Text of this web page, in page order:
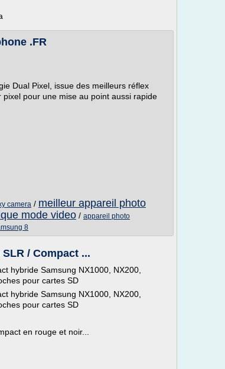
.FR
Dual Pixel, issue des meilleurs réflex
pour une mise au point aussi rapide
camera / meilleur appareil photo
mode video / appareil photo
8
/ Compact ...
hybride Samsung NX1000, NX200,
pour cartes SD
hybride Samsung NX1000, NX200,
pour cartes SD
en rouge et noir...